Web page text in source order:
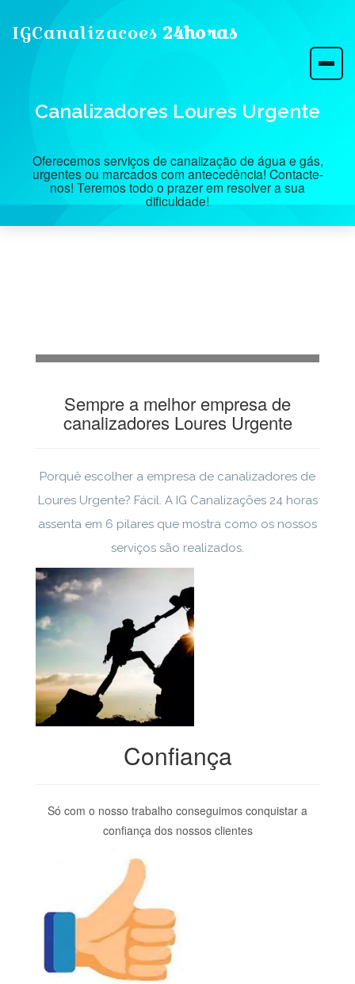
IGCanalizacoes 24horas
Canalizadores Loures Urgente
Oferecemos serviços de canalização de água e gás,
urgentes ou marcados com antecedência! Contacte-
nos! Teremos todo o prazer em resolver a sua
dificuldade!
Sempre a melhor empresa de
canalizadores Loures Urgente
Porquê escolher a empresa de canalizadores de
Loures Urgente? Fácil. A IG Canalizações 24 horas
assenta em 6 pilares que mostra como os nossos
serviços são realizados.
Confiança
Só com o nosso trabalho conseguimos conquistar a
confiança dos nossos clientes